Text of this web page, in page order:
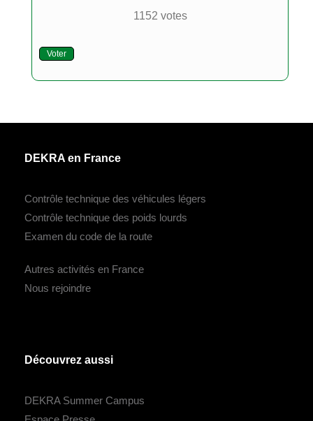
1152 votes
Voter
DEKRA en France
Contrôle technique des véhicules légers
Contrôle technique des poids lourds
Examen du code de la route
Autres activités en France
Nous rejoindre
Découvrez aussi
DEKRA Summer Campus